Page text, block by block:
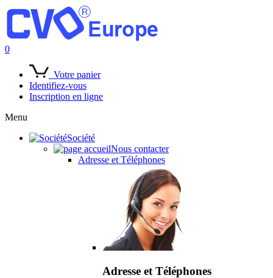
0
Votre panier
Identifiez-vous
Inscription en ligne
Menu
Société
Nous contacter
Adresse et Téléphones
Adresse et Téléphones